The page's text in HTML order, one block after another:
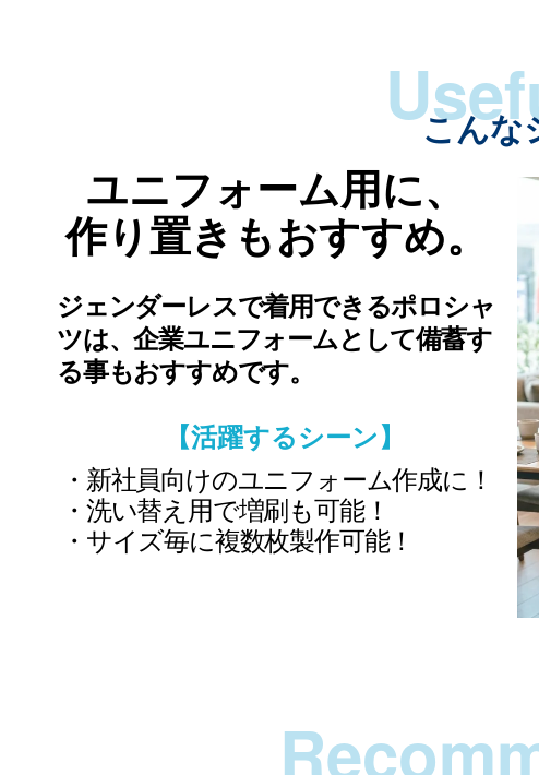
こんな
ユニフォーム用に、
作り置きもおすすめ。
ジェンダーレスで着用できるポロシャ
ツは、企業ユニフォームとして備蓄す
る事もおすすめです。
【活躍するシーン】
新社員向けのユニフォーム作成に！
洗い替え用で増刷も可能！
サイズ毎に複数枚製作可能！